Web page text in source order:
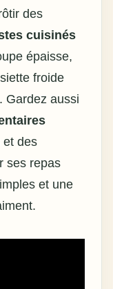
des
cuisinés
épaisse,
froide
Gardez aussi
et des
ses repas
et une